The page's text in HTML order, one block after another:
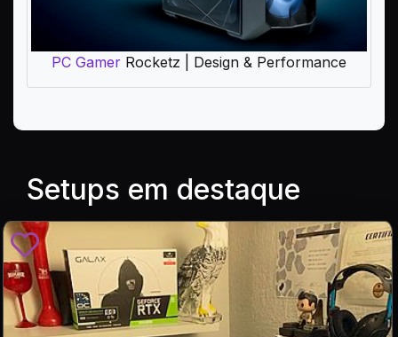
PC Gamer Rocketz | Design & Performance
Setups em destaque